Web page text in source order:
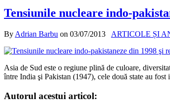
Tensiunile nucleare indo-
By Adrian Barbu on 03/07/2013 ARTICOLE ȘI
Asia de Sud este o regiune plină de culoare,
între India şi Pakistan (1947), cele două state au
Autorul acestui articol: